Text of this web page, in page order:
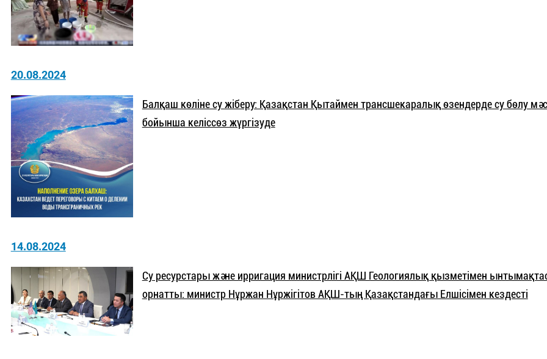
20.08.2024
Балқаш көліне су жіберу: Қазақстан Қытаймен трансшекаралық өзендерде су бөлу
бойынша келіссөз жүргізуде
14.08.2024
Су ресурстары және ирригация министрлігі АҚШ Геологиялық қызметімен
орнатты: министр Нұржан Нұржігітов АҚШ-тың Қазақстандағы Елшісімен кездесті